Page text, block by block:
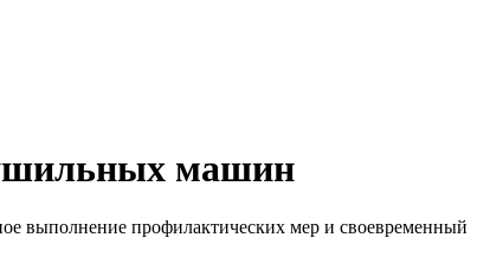
машин
выполнение профилактических мер и своевременный